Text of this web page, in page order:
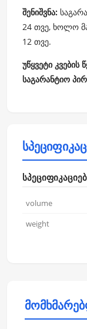
შენიშვნა:
24 თვე, ხოლო
12 თვე.
უწყვეტი კვების
საგარანტიო
volume
weight